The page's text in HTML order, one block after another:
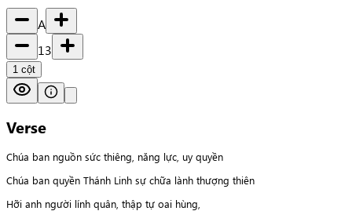
A
13
1 cột
Verse
Chúa ban nguồn sức thiêng, năng lực, uy quyền
Chúa ban quyền Thánh Linh sự chữa lành thượng thiên
Hỡi anh người lính quân, thập tự oai hùng,